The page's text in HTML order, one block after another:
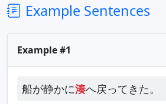
Example Sentences
Example #1
船が静かに湊へ戻ってきた。